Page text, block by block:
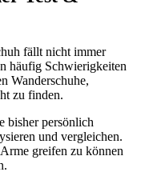
fällt nicht immer
häufig Schwierigkeiten
Wanderschuhe,
zu finden.
bisher persönlich
und vergleichen.
greifen zu können